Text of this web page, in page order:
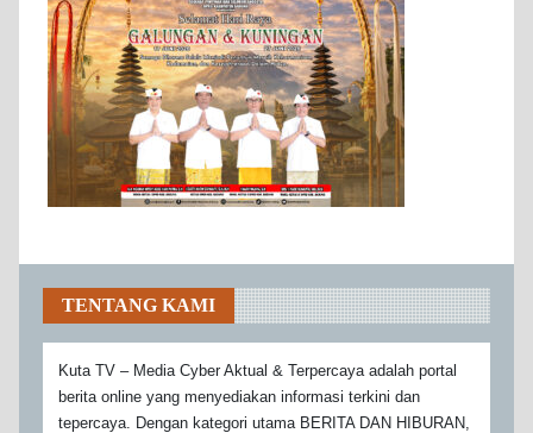
TENTANG KAMI
Kuta TV – Media Cyber Aktual & Terpercaya adalah portal
berita online yang menyediakan informasi terkini dan
tepercaya. Dengan kategori utama BERITA DAN HIBURAN,